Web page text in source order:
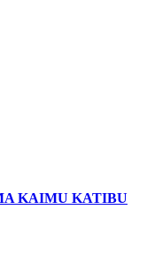
KAIMU KATIBU